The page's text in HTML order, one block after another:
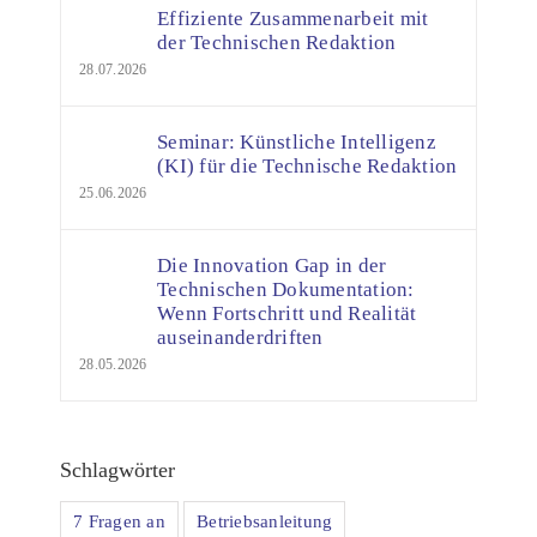
Effiziente Zusammenarbeit mit
der Technischen Redaktion
28.07.2026
Seminar: Künstliche Intelligenz
(KI) für die Technische Redaktion
25.06.2026
Die Innovation Gap in der
Technischen Dokumentation:
Wenn Fortschritt und Realität
auseinanderdriften
28.05.2026
Schlagwörter
7 Fragen an Betriebsanleitung